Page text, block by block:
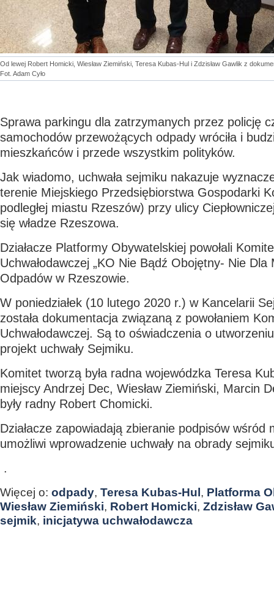
Od lewej Robert Homicki, Wiesław Ziemiński, Teresa Kubas-Hul i Zdzisław Gawlik z
Fot. Adam Cyło
Sprawa parkingu dla zatrzymanych przez policję
samochodów przewożących odpady wróciła i
mieszkańców i przede wszystkim polityków.
Jak wiadomo, uchwała sejmiku nakazuje
terenie Miejskiego Przedsiębiorstwa Gospodarki
podległej miastu Rzeszów) przy ulicy
się władze Rzeszowa.
Działacze Platformy Obywatelskiej powołali
Uchwałodawczej „KO Nie Bądź Obojętny- Nie Dla
Odpadów w Rzeszowie.
W poniedziałek (10 lutego 2020 r.) w Kancelarii
została dokumentacja związaną z powołaniem
Uchwałodawczej. Są to oświadczenia o
projekt uchwały Sejmiku.
Komitet tworzą była radna wojewódzka Teresa
miejscy Andrzej Dec, Wiesław Ziemiński, Marcin
były radny Robert Chomicki.
Działacze zapowiadają zbieranie podpisów wśród
umożliwi wprowadzenie uchwały na obrady
.
Więcej o: odpady, Teresa Kubas-Hul , Platforma
Wiesław Ziemiński, Robert Homicki, Zdzisław
sejmik, inicjatywa uchwałodawcza